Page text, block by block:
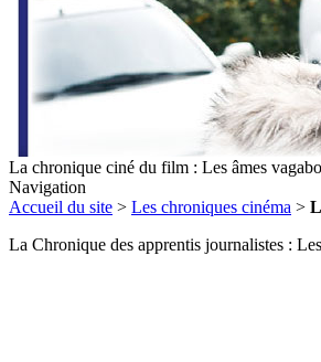
La chronique ciné du film : Les âmes
Navigation
Accueil du site > Les chroniques cinéma >
La Chronique des apprentis journalistes :